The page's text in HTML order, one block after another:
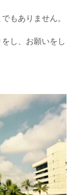
もありません。
し、お願いをし